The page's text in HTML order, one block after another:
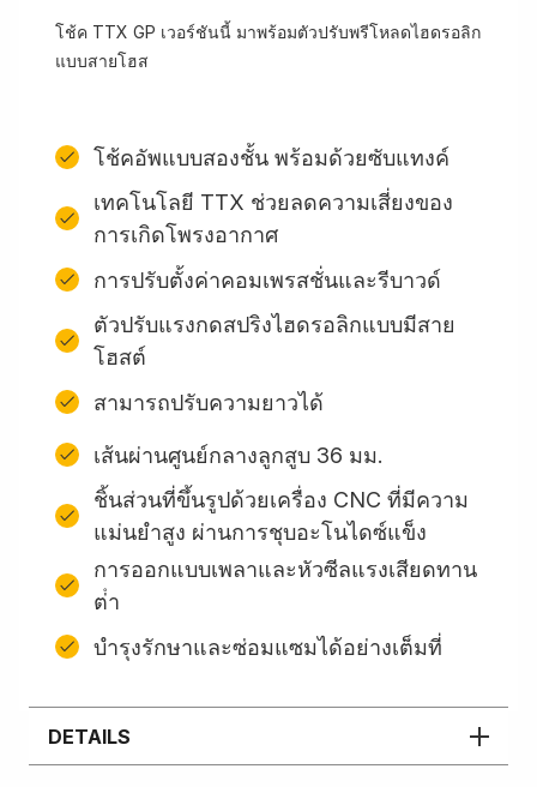
โช้ค TTX GP เวอร์ชันนี้ มาพร้อมตัวปรับพรีโหลดไฮดรอลิก
แบบสายโฮส
โช้คอัพแบบสองชั้น พร้อมด้วยซับแทงค์
เทคโนโลยี TTX ช่วยลดความเสี่ยงของ
การเกิดโพรงอากาศ
การปรับตั้งค่าคอมเพรสชั่นและรีบาวด์
ตัวปรับแรงกดสปริงไฮดรอลิกแบบมีสาย
โฮสต์
สามารถปรับความยาวได้
เส้นผ่านศูนย์กลางลูกสูบ 36 มม.
ชิ้นส่วนที่ขึ้นรูปด้วยเครื่อง CNC ที่มีความ
แม่นยำสูง ผ่านการชุบอะโนไดซ์แข็ง
การออกแบบเพลาและหัวซีลแรงเสียดทาน
ต่ํา
บํารุงรักษาและซ่อมแซมได้อย่างเต็มที่
DETAILS